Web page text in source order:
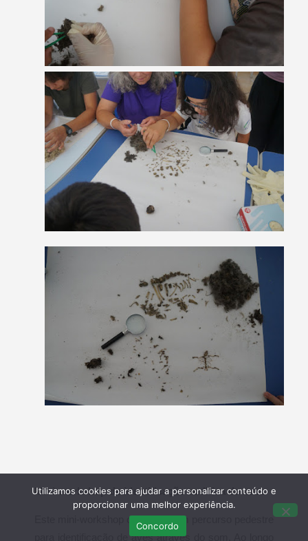
Mini-workshop de identificação auditiva de aves
Este mini-workshop consistiu num percurso pedestre
para identificação de aves através do som. Ao longo
Utilizamos cookies para ajudar a personalizar conteúdo e
proporcionar uma melhor experiência.
Concordo